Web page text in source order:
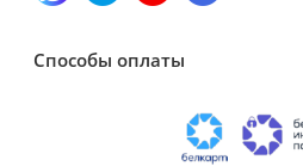
Способы оплаты